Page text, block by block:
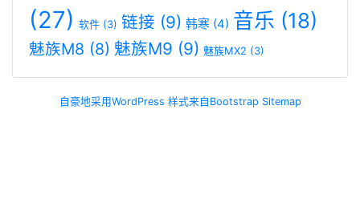
(27) 软件 (3) 链接 (9) 韩寒 (4) 音乐 (18)
魅族M8 (8) 魅族M9 (9) 魅族MX2 (3)
自豪地采用WordPress 样式来自Bootstrap Sitemap